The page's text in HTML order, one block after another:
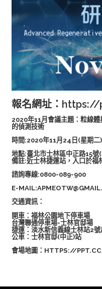
報名網址： https://
2020年11月會議主題：粒線
的偵測技術
時間:2020年11月24日(星期二
地點:臺北市士林區中正路15
備註:近士林捷運站，入口於福
諮詢專線:0800-089-900
E-
交通資訊：
開車：福林公園地下停車場
台灣聯通停車場-士林官邸場
捷運：淡水新信義線士林站2號
公車：士林官邸(中正)站
會場地圖：HTTPS://